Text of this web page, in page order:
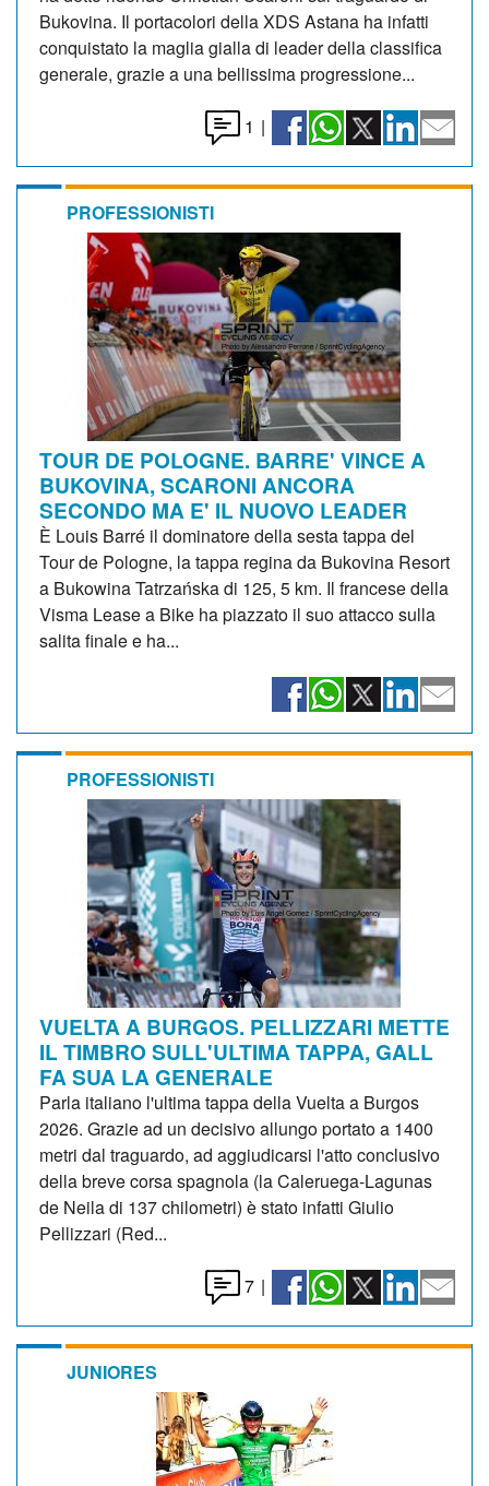
Bukovina. Il portacolori della XDS Astana ha infatti
conquistato la maglia gialla di leader della classifica
generale, grazie a una bellissima progressione...
1 |
PROFESSIONISTI
TOUR DE POLOGNE. BARRE' VINCE A
BUKOVINA, SCARONI ANCORA
SECONDO MA E' IL NUOVO LEADER
È Louis Barré il dominatore della sesta tappa del
Tour de Pologne, la tappa regina da Bukovina Resort
a Bukowina Tatrzańska di 125, 5 km. Il francese della
Visma Lease a Bike ha piazzato il suo attacco sulla
salita finale e ha...
PROFESSIONISTI
VUELTA A BURGOS. PELLIZZARI METTE
IL TIMBRO SULL'ULTIMA TAPPA, GALL
FA SUA LA GENERALE
Parla italiano l'ultima tappa della Vuelta a Burgos
2026. Grazie ad un decisivo allungo portato a 1400
metri dal traguardo, ad aggiudicarsi l'atto conclusivo
della breve corsa spagnola (la Caleruega-Lagunas
de Neila di 137 chilometri) è stato infatti Giulio
Pellizzari (Red...
7 |
JUNIORES